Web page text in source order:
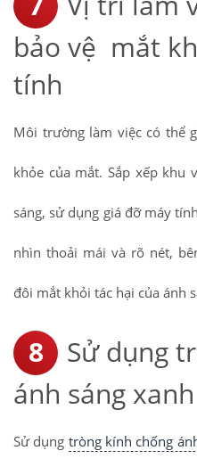
bảo vệ mắt
tính
Môi trường làm việc có thể
khỏe của mắt. Sắp xếp khu
sáng, sử dụng giá đỡ máy
nhìn thoải mái và rõ nét,
đôi mắt khỏi tác hại của ánh
Sử dụng
ánh sáng xanh
Sử dụng tròng kính chống